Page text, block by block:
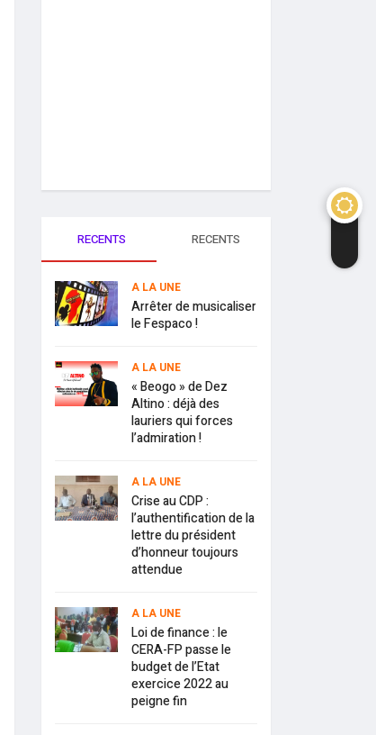
RECENTS RECENTS
A LA UNE
Arrêter de musicaliser
le Fespaco !
A LA UNE
« Beogo » de Dez
Altino : déjà des
lauriers qui forces
l’admiration !
A LA UNE
Crise au CDP :
l’authentification de la
lettre du président
d’honneur toujours
attendue
A LA UNE
Loi de finance : le
CERA-FP passe le
budget de l’Etat
exercice 2022 au
peigne fin